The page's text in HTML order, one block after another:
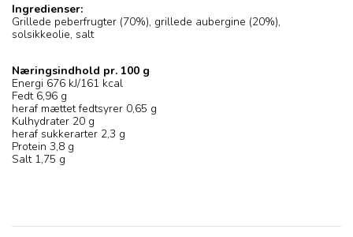
Ingredienser:
Grillede peberfrugter (70%), grillede aubergine (20%),
solsikkeolie, salt
Næringsindhold pr. 100 g
Energi 676 kJ/161 kcal
Fedt 6,96 g
heraf mættet fedtsyrer 0,65 g
Kulhydrater 20 g
heraf sukkerarter 2,3 g
Protein 3,8 g
Salt 1,75 g